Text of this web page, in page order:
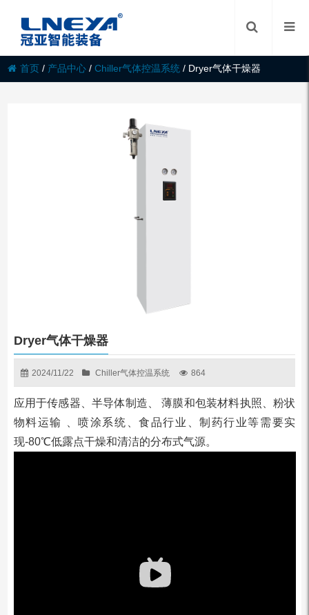
首页 / 产品中心 /Chiller气体控温系统 / Dryer气体干燥器
Dryer气体干燥器
2024/11/22 Chiller气体控温系统 864
应用于传感器、半导体制造、 薄膜和包装材料执照、粉状
物料运输 、喷涂系统、食品行业、制药行业等需要实
现-80℃低露点干燥和清洁的分布式气源。